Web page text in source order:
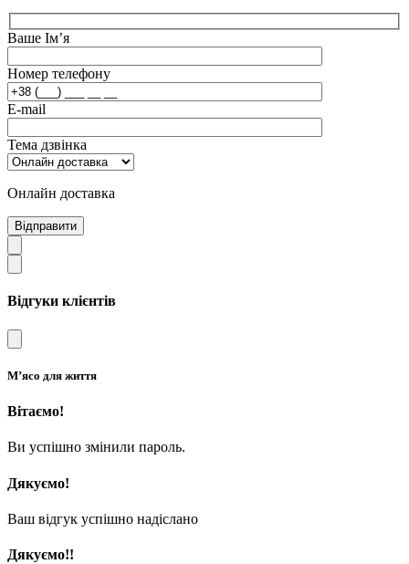
Ваше Ім’я
Номер телефону
E-mail
Тема дзвінка
Онлайн доставка
Відправити
Відгуки клієнтів
М’ясо для життя
Вітаємо!
Ви успішно змінили пароль.
Дякуємо!
Ваш відгук успішно надіслано
Дякуємо!!